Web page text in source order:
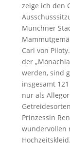
zeige ich den
Münchner
Carl von
der
werden, sind
insgesamt
nur als
Prinzessin
wundervollen
Hochzeitskleid.